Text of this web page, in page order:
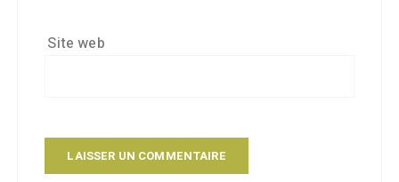
Site web